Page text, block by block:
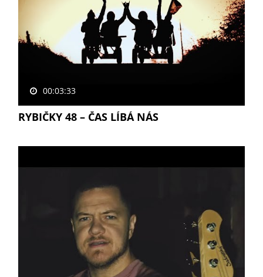
00:03:33
RYBIČKY 48 – ČAS LÍBÁ NÁS